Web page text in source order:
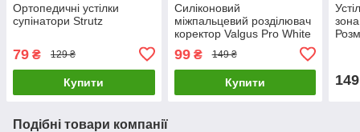
Ортопедичні устілки
супінатори Strutz
79 ₴ 129 ₴
Купити
Силіконовий
міжпальцевий розділювач
коректор Valgus Pro White
99₴ 149 ₴
Купити 149
Подібні товари компанії